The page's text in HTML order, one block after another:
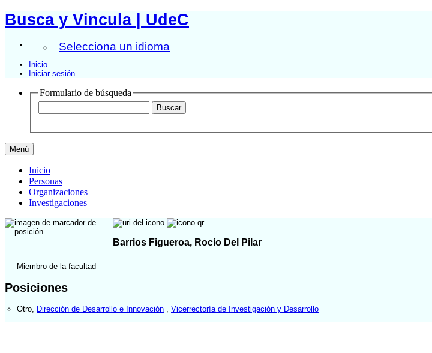
Busca y Vincula | UdeC
Selecciona un idioma
Inicio
Iniciar sesión
Formulario de búsqueda
Menú
Inicio
Personas
Organizaciones
Investigaciones
Barrios Figueroa, Rocío Del Pilar
Miembro de la facultad
Posiciones
Otro Dirección de Desarrollo e Innovación Vicerrectoría de Investigación y Desarrollo